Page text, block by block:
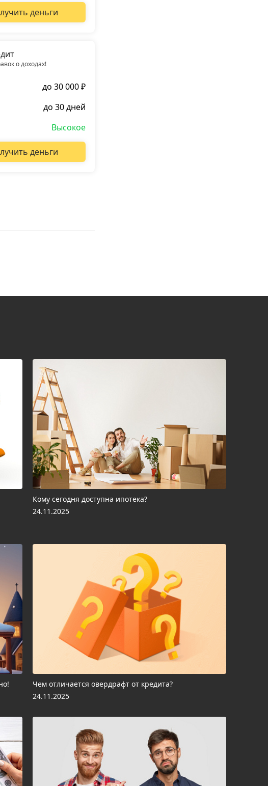
деньги
о доходах!
до 30 000 ₽
до 30 дней
Высокое
деньги
Кому сегодня доступна ипотека?
24.11.2025
Чем отличается овердрафт от кредита?
24.11.2025